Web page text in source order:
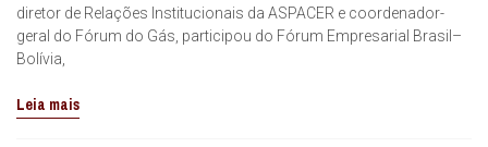
diretor de Relações Institucionais da ASPACER e coordenador-
geral do Fórum do Gás, participou do Fórum Empresarial Brasil–
Bolívia,
Leia mais